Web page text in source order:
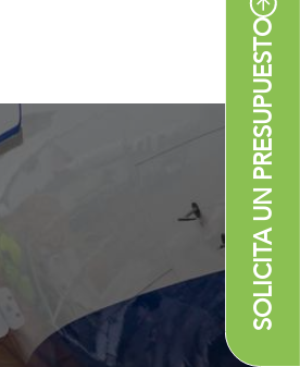
SOLICITA UN PRESUPUESTO